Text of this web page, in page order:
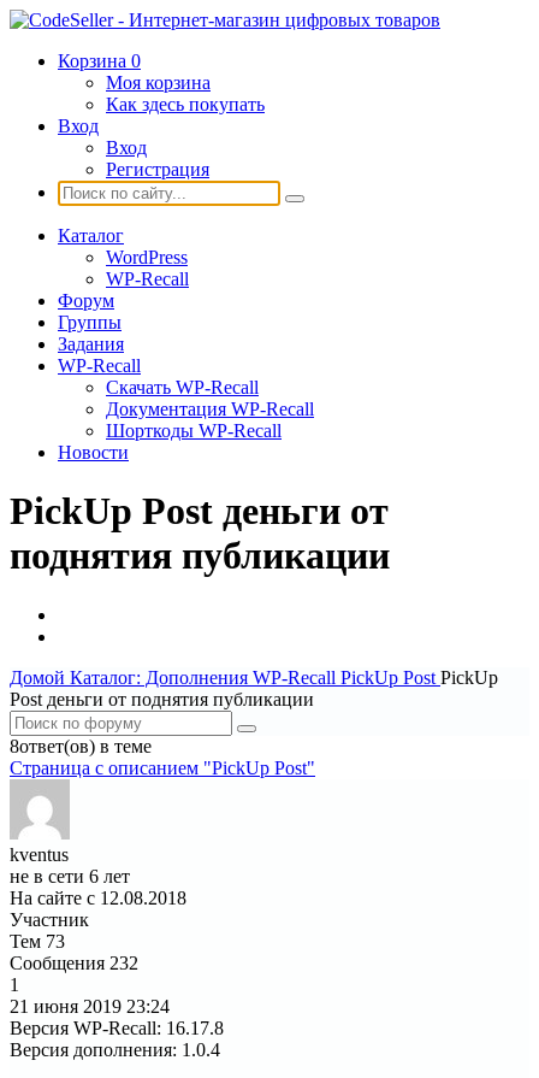
Корзина 0
Моя корзина
Как здесь покупать
Вход
Вход
Регистрация
Каталог
WordPress
WP-Recall
Форум
Группы
Задания
WP-Recall
Скачать WP-Recall
Документация WP-Recall
Шорткоды WP-Recall
Новости
PickUp Post деньги от
поднятия публикации
Домой Каталог: Дополнения WP-Recall PickUp Post PickUp
Post деньги от поднятия публикации
8ответ(ов) в теме
Страница c описанием "PickUp Post"
kventus
не в сети 6 лет
На сайте с 12.08.2018
Участник
Тем 73
Сообщения 232
1
21 июня 2019 23:24
Версия WP-Recall: 16.17.8
Версия дополнения: 1.0.4